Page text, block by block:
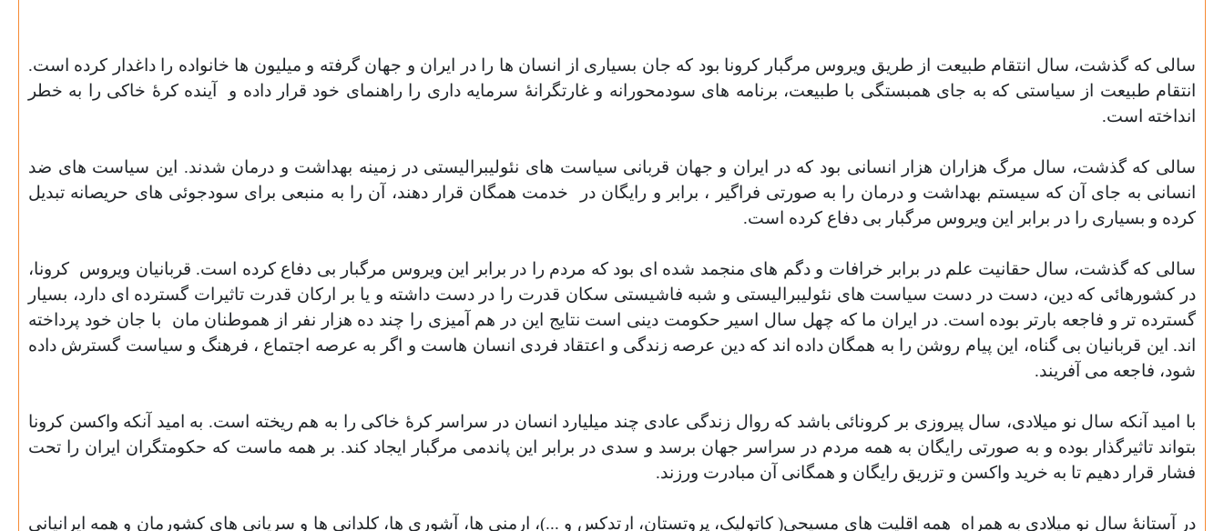
سالی که گذشت، سال انتقام طبیعت از طریق ویروس مرگبار کرونا بود که جان بسیاری از انسان ها را در ایران و جهان گرفته و میلیون ها خانواده را داغدار کرده است.
انتقام طبیعت از سیاستی که به جای همبستگی با طبیعت، برنامه های سودمحورانه و غارتگرانۀ سرمایه داری را راهنمای خود قرار داده و
آینده کرۀ خاکی را به خطر
انداخته است.
سالی که گذشت، سال مرگ هزاران هزار انسانی بود که در ایران و جهان قربانی سیاست های نئولیبرالیستی در زمینه بهداشت و درمان شدند. این سیاست های ضد
انسانی به جای آن که سیستم بهداشت و درمان را به صورتی فراگیر ، برابر و رایگان در
خدمت همگان قرار دهند، آن را به منبعی برای سودجوئی های حریصانه تبدیل
کرده و بسیاری را در برابر این ویروس مرگبار بی دفاع کرده است.
سالی که گذشت، سال حقانیت علم در برابر خرافات و دگم های منجمد شده ای بود که مردم را در برابر این ویروس مرگبار بی دفاع کرده است. قربانیان ویروس کرونا،
در کشورهائی که دین، دست در دست سیاست های نئولیبرالیستی و شبه فاشیستی سکان قدرت را در دست داشته و یا بر ارکان قدرت تاثیرات گسترده ای دارد، بسیار
گسترده تر و فاجعه بارتر بوده است. در ایران ما که چهل سال اسیر حکومت دینی است نتایج این در هم آمیزی را چند ده هزار نفر از هموطنان مان
با جان خود پرداخته
اند. این قربانیان بی گناه، این پیام روشن را به همگان داده اند که دین عرصه زندگی و اعتقاد فردی انسان هاست و اگر به عرصه اجتماع ، فرهنگ و سیاست گسترش داده
شود، فاجعه می آفریند.
با امید آنکه سال نو میلادی، سال پیروزی بر کرونائی باشد که روال زندگی عادی چند میلیارد انسان در سراسر کرۀ خاکی را به هم ریخته است. به امید آنکه واکسن کرونا
بتواند تاثیرگذار بوده و به صورتی رایگان به همه مردم در سراسر جهان برسد و سدی در برابر این پاندمی مرگبار ایجاد کند. بر همه ماست که حکومتگران ایران را تحت
فشار قرار دهیم تا به خرید واکسن و تزریق رایگان و همگانی آن مبادرت ورزند.
در آستانۀ سال نو میلادی به همراه همه اقلیت های مسیحی( کاتولیک، پروتستان، ارتدکس و ...)، ارمنی ها، آشوری ها، کلدانی ها و سریانی های کشورمان و همه ایرانیانی